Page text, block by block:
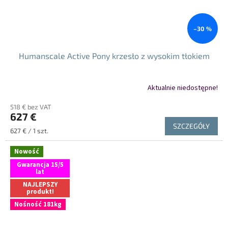
–30 %
Humanscale Active Pony krzesło z wysokim tłokiem
Aktualnie niedostępne!
518 € bez VAT
627 €
Cena
jednostkowa:
627 € / 1 szt.
SZCZEGÓŁY
Nowość
Gwarancja 15/5
lat
NAJLEPSZY
produkt!
Nośność 181kg